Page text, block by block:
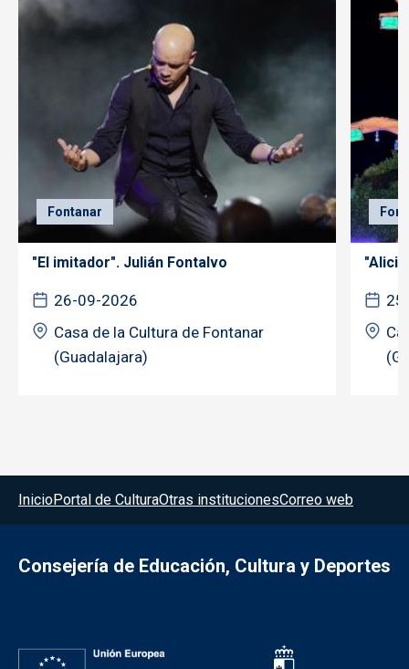
Fontanar
"El imitador". Julián Fontalvo
26-09-2026
Casa de la Cultura de Fontanar
(Guadalajara)
Menú del pie
InicioPortal de CulturaOtras institucionesCorreo web
Consejería de Educación, Cultura y Deportes